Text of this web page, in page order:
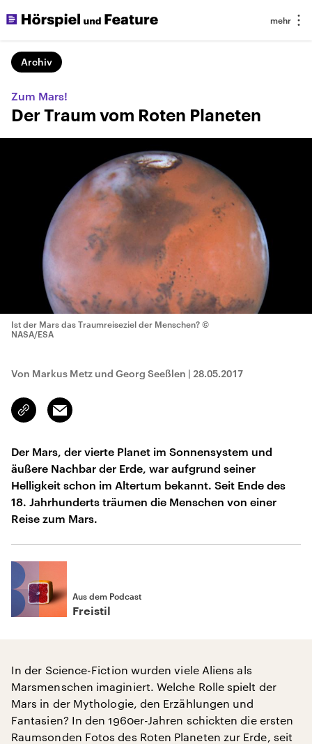
Archiv
Zum Mars!
Der Traum vom Roten Planeten
Ist der Mars das Traumreiseziel der Menschen? ©
NASA/ESA
Von Markus Metz und Georg Seeßlen | 28.05.2017
Link
kopieren/teilen
Email
Der Mars, der vierte Planet im Sonnensystem und
äußere Nachbar der Erde, war aufgrund seiner
Helligkeit schon im Altertum bekannt. Seit Ende des
18. Jahrhunderts träumen die Menschen von einer
Reise zum Mars.
Aus dem Podcast
Freistil
In der Science-Fiction wurden viele Aliens als
Marsmenschen imaginiert. Welche Rolle spielt der
Mars in der Mythologie, den Erzählungen und
Fantasien? In den 1960er-Jahren schickten die ersten
Raumsonden Fotos des Roten Planeten zur Erde, seit